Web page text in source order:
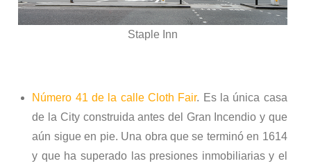
Staple Inn
Número 41 de la calle Cloth Fair. Es la única casa
de la City construida antes del Gran Incendio y que
aún sigue en pie. Una obra que se terminó en 1614
y que ha superado las presiones inmobiliarias y el